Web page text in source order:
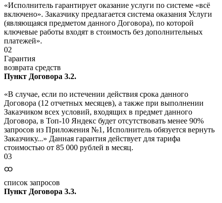
«Исполнитель гарантирует оказание услуги по системе «всё
включено». Заказчику предлагается система оказания Услуги
(являющаяся предметом данного Договора), по которой
ключевые работы входят в стоимость без дополнительных
платежей».
02
Гарантия
возврата средств
Пункт Договора 3.2.
«В случае, если по истечении действия срока данного
Договора (12 отчетных месяцев), а также при выполнении
Заказчиком всех условий, входящих в предмет данного
Договора, в Топ-10 Яндекс будет отсутствовать менее 90%
запросов из Приложения №1, Исполнитель обязуется вернуть
Заказчику...» Данная гарантия действует для тарифа
стоимостью от 85 000 рублей в месяц.
03
ထ
список запросов
Пункт Договора 3.3.